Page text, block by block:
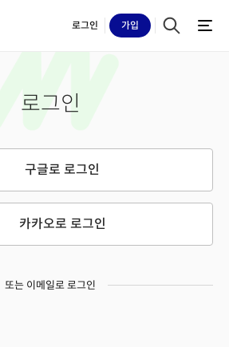
로그인 가입
로그인
구글로 로그인
카카오로 로그인
또는 이메일로 로그인